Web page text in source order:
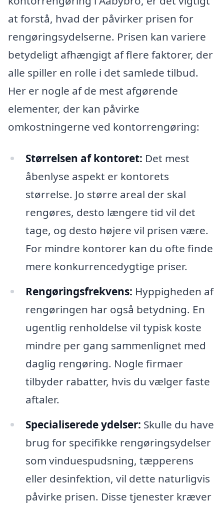
at forstå, hvad der påvirker prisen for
rengøringsydelserne. Prisen kan variere
betydeligt afhængigt af flere faktorer, der
alle spiller en rolle i det samlede tilbud.
Her er nogle af de mest afgørende
elementer, der kan påvirke
omkostningerne ved kontorrengøring:
Størrelsen af kontoret: Det mest
åbenlyse aspekt er kontorets
størrelse. Jo større areal der skal
rengøres, desto længere tid vil det
tage, og desto højere vil prisen være.
For mindre kontorer kan du ofte finde
mere konkurrencedygtige priser.
Rengøringsfrekvens: Hyppigheden af
rengøringen har også betydning. En
ugentlig renholdelse vil typisk koste
mindre per gang sammenlignet med
daglig rengøring. Nogle firmaer
tilbyder rabatter, hvis du vælger faste
aftaler.
Specialiserede ydelser: Skulle du have
brug for specifikke rengøringsydelser
som vinduespudsning, tæpperens
eller desinfektion, vil dette naturligvis
påvirke prisen. Disse tjenester kræver